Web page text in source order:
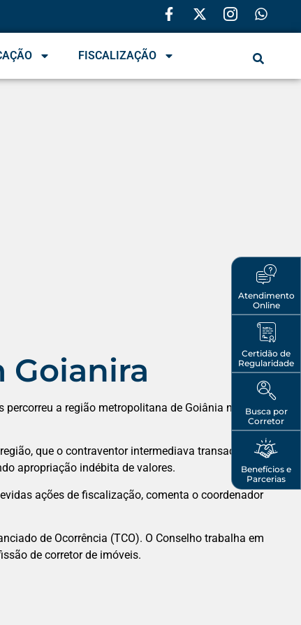
FISCALIZAÇÃO
Atendimento
Online
Certidão de
Regularidade
Busca por
Corretor
Benefícios e
Parcerias
Goianira
a região metropolitana de Goiânia na
que o contraventor intermediava transações
apropriação indébita de valores.
ações de fiscalização, comenta o coordenador
de Ocorrência (TCO). O Conselho trabalha em
de corretor de imóveis.